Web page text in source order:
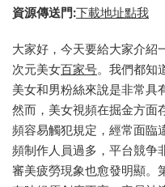
資源傳送門:下載地址點我
大家好，今天要給大家介紹
次元美女百家号。我們都知
美女和男粉絲來說是非常具
然而，美女視頻在掘金方面
頻容易觸犯規定，經常面臨
頻制作人員過多，平台競争
審美疲勞現象也愈發明顯。